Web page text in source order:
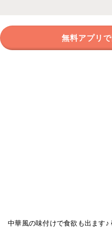
無料アプリで
中華風の味付けで食欲も出ます